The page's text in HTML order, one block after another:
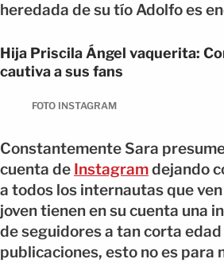
heredada de su tío Adolfo es
Hija Priscila Ángel vaquerita:
cautiva a sus fans
FOTO INSTAGRAM
Constantemente Sara
cuenta de Instagramdejando
a todos los internautas que
joven tienen en su cuenta una
de seguidores a tan corta
publicaciones, esto no es para